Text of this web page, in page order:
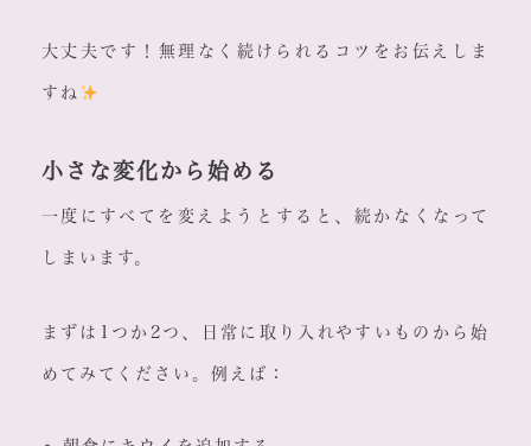
大丈夫です！無理なく続けられるコツをお伝えしま
すね
小さな変化から始める
一度にすべてを変えようとすると、続かなくなって
しまいます。
まずは1つか2つ、日常に取り入れやすいものから始
めてみてください。例えば：